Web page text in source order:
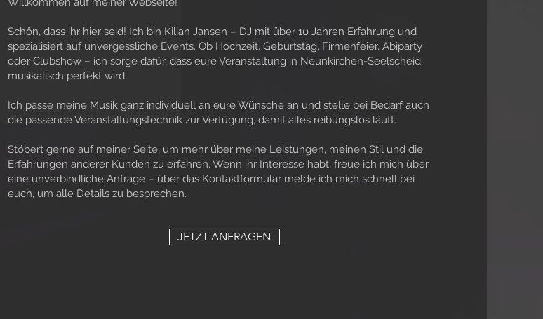
Schön, dass ihr hier seid! Ich bin Kilian Jansen – DJ mit über 10 Jahren Erfahrung und
spezialisiert auf unvergessliche Events. Ob Hochzeit, Geburtstag, Firmenfeier, Abiparty
oder Clubshow – ich sorge dafür, dass eure Veranstaltung in Neunkirchen-Seelscheid
musikalisch perfekt wird.
Ich passe meine Musik ganz individuell an eure Wünsche an und stelle bei Bedarf auch
die passende Veranstaltungstechnik zur Verfügung, damit alles reibungslos läuft.
Stöbert gerne auf meiner Seite, um mehr über meine Leistungen, meinen Stil und die
Erfahrungen anderer Kunden zu erfahren. Wenn ihr Interesse habt, freue ich mich über
eine unverbindliche Anfrage – über das Kontaktformular melde ich mich schnell bei
euch, um alle Details zu besprechen.
JETZT ANFRAGEN